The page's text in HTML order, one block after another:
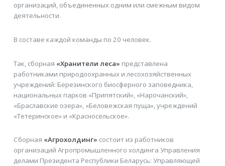
организаций, объединенных одним или смежным видом
деятельности.
В составе каждой команды по 20 человек.
Так, сборная «Хранители леса» представлена
работниками природоохранных и лесохозяйственных
учреждений: Березинского биосферного заповедника,
национальных парков «Припятский», «Нарочанский»,
«Браславские озера», «Беловежская пуща», учреждений
«Тетеринское» и «Красносельское».
Сборная «Агрохолдинг» состоит из работников
организаций Агропромышленного холдинга Управления
делами Президента Республики Беларусь: Управляющей